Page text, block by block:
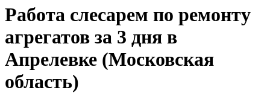
Работа слесарем по ремонту
агрегатов за 3 дня в
Апрелевке (Московская
область)